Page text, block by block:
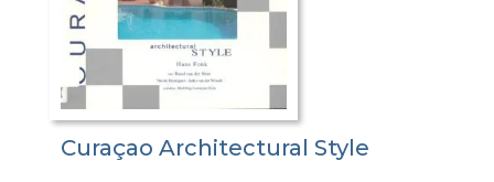
Curaçao Architectural Style